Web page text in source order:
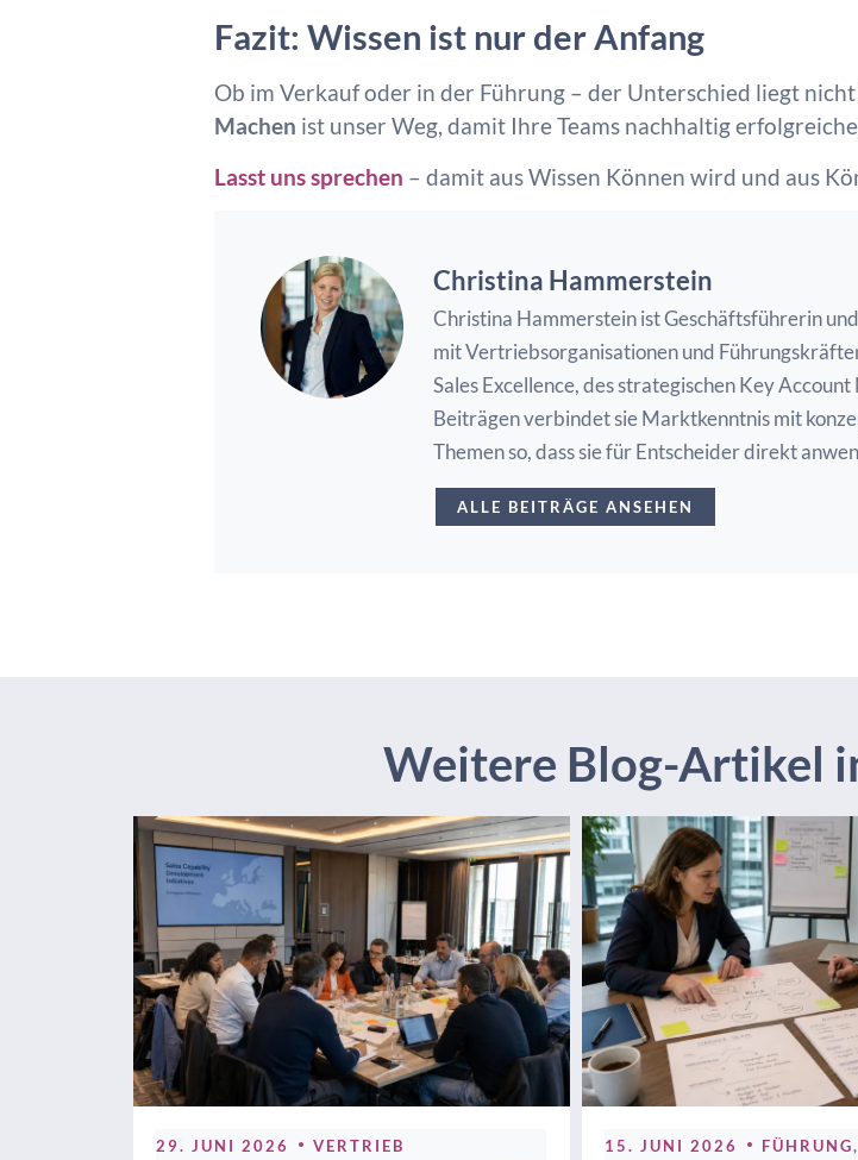
Fazit: Wissen ist nur der Anfang
Ob im Verkauf oder in der Führung – der Unterschied liegt nicht
Machen ist unser Weg, damit Ihre Teams nachhaltig
Lasst uns sprechen – damit aus Wissen Können wird und aus
Christina Hammerstein
Christina Hammerstein ist Geschäftsführerin
mit Vertriebsorganisationen und
Sales Excellence, des strategischen Key
Beiträgen verbindet sie Marktkenntnis mit
Themen so, dass sie für Entscheider direkt
ALLE BEITRÄGE ANSEHEN
Weitere Blog-Artikel
29. JUNI 2026 VERTRIEB 15. JUNI 2026 FÜHRUNG,